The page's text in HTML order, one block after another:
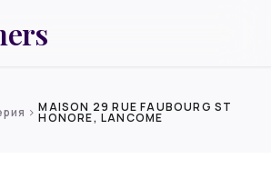
chevron_rightMAISON 29 RUE FAUBOURG ST
HONORE, LANCOME